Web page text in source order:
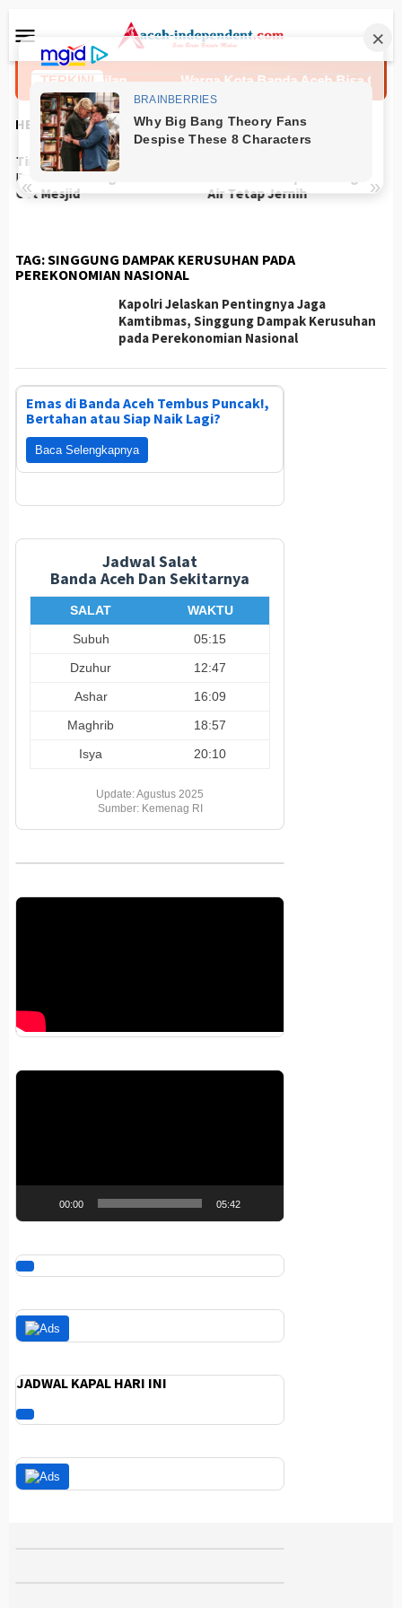
ke
kontenMobile
TERKINI
Kehamilan Warga Kota Banda Aceh Bisa Ganti
HEADLINES
« »
Tim Damkar Banda Aceh
Evakuasi Sarang Tawon di
Cot Mesjid
Air Tetap Jernih
TAG:SINGGUNG DAMPAK KERUSUHAN PADA
PEREKONOMIAN NASIONAL
Kapolri Jelaskan Pentingnya Jaga
Kamtibmas, Singgung Dampak Kerusuhan
pada Perekonomian Nasional
Emas di Banda Aceh Tembus Puncak!,
Bertahan atau Siap Naik Lagi?
Baca Selengkapnya
Jadwal Salat
Banda Aceh Dan Sekitarnya
SALAT
WAKTU
Subuh
05:15
Dzuhur
12:47
Ashar
16:09
Maghrib
18:57
Isya
20:10
Update: Agustus 2025
Sumber: Kemenag RI
Pemutar
00:00 05:42
JADWAL KAPAL HARI INI